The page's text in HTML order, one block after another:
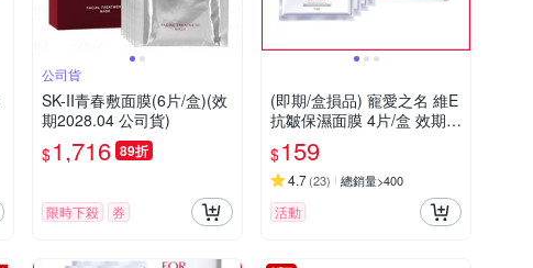
公司貨
SK-II青春敷面膜(6片/盒)(效
期2028.04 公司貨)
$1,716 89折
限時下殺 券
(即期/盒損品) 寵愛之名 維E
抗皺保濕面膜 4片/盒 效期:2
027/01/14
$159
4.7(23) 總銷量>400
活動